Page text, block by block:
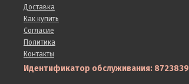
Доставка
Как купить
Согласие
Политика
Контакты
Идентификатор обслуживания: 8723839